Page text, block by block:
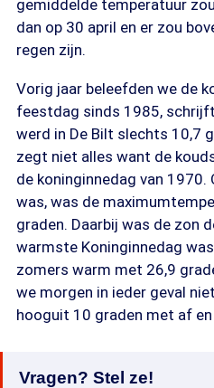
gemiddelde temperatuur
dan op 30 april en er zou
regen zijn.
Vorig jaar beleefden we de
feestdag sinds 1985, schrijft
werd in De Bilt slechts 10,7
zegt niet alles want de
de koninginnedag van
was, was de
graden. Daarbij was de zon
warmste Koninginnedag
zomers warm met 26,9
we morgen in ieder geval
hooguit 10 graden met af en
Vragen? Stel ze!